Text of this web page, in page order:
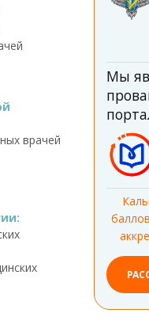
врачей
Мы